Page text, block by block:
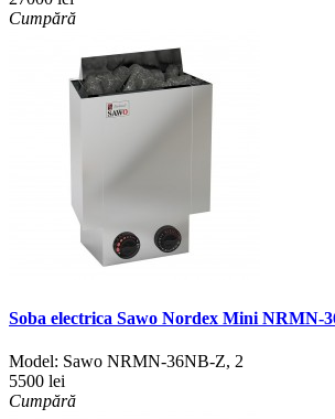
Cumpără
Soba electrica Sawo Nordex Mini NRMN-
Model: Sawo NRMN-36NB-Z, 2
5500 lei
Cumpără